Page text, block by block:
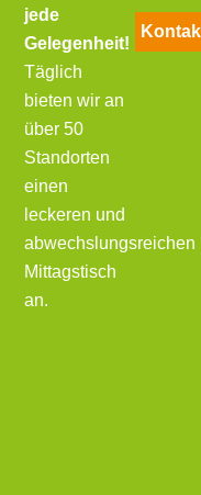
jede
Gelegenheit!
Täglich
bieten wir an
über 50
Standorten
einen
leckeren und
abwechslungsreichen
Mittagstisch
an.